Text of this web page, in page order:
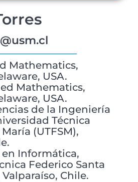
Mathematics,
USA.
Mathematics,
USA.
de la Ingeniería
Técnica
(UTFSM),
Informática,
Federico Santa
Valparaíso, Chile.